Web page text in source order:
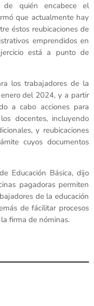
de quién encabece el
que actualmente hay
éstos reubicaciones de
emprendidos en
está a punto de
los trabajadores de la
del 2024, y a partir
a cabo acciones para
docentes, incluyendo
y reubicaciones
cuyos documentos
Educación Básica, dijo
pagadoras permiten
de la educación
de fácilitar procesos
firma de nóminas.